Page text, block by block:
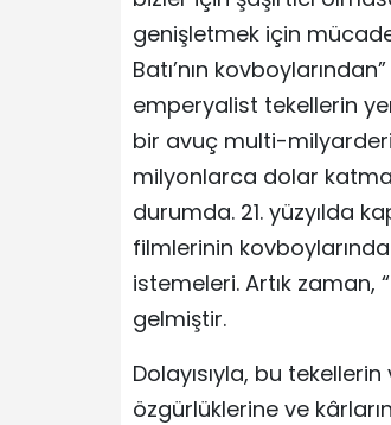
genişletmek için
Batı’nın
emperyalist tekellerin
bir avuç multi-
milyonlarca dolar
durumda. 21. yüzyılda
filmlerinin
istemeleri. Artık zaman,
gelmiştir.
Dolayısıyla, bu
özgürlüklerine ve